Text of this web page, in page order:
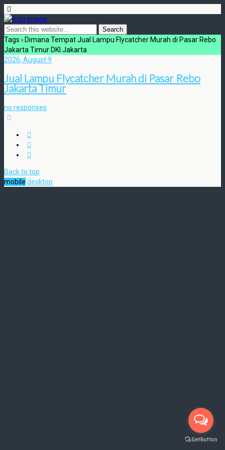
Tags › Dimana Tempat Jual Lampu Flycatcher Murah di Pasar Rebo
Jakarta Timur DKI Jakarta
2026, August 9
Jual Lampu Flycatcher Murah di Pasar Rebo
Jakarta Timur
no responses
Back to top
mobile desktop